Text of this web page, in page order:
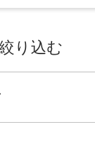
り込む